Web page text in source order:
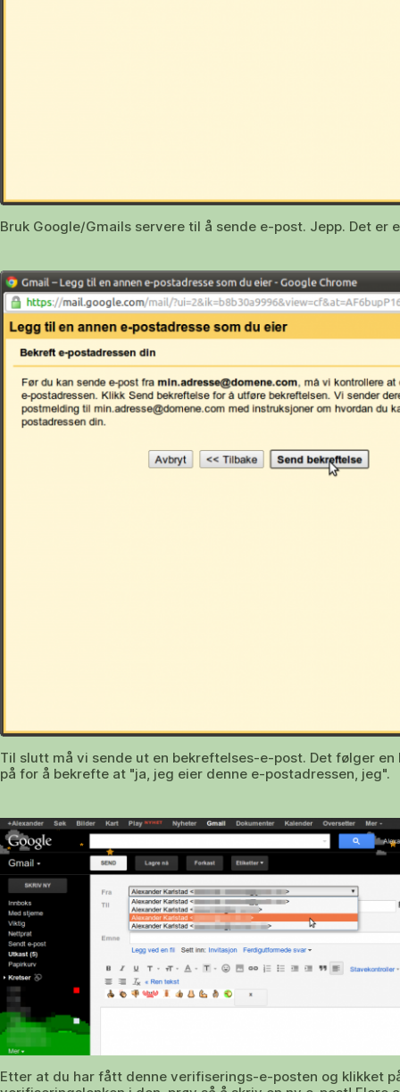
Bruk Google/Gmails servere til å sende e-post. Jepp. Det er
Til slutt må vi sende ut en bekreftelses-e-post. Det følger en
på for å bekrefte at "ja, jeg eier denne e-postadressen, jeg".
Etter at du har fått denne verifiserings-e-posten og klikket